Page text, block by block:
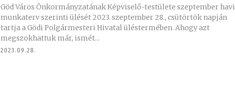
Göd Város Önkormányzatának Képviselő-testülete szeptember havi
munkaterv szerinti ülését 2023. szeptember 28., csütörtök napján
tartja a Gödi Polgármesteri Hivatal üléstermében. Ahogy azt
megszokhattuk már, ismét...
2023.09.28.